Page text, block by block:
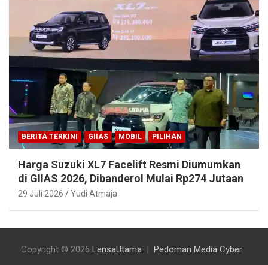
BERITA TERKINI GIIAS MOBIL PILIHAN
Harga Suzuki XL7 Facelift Resmi Diumumkan
di GIIAS 2026, Dibanderol Mulai Rp274 Jutaan
29 Juli 2026 Yudi Atmaja
Copyright © 2026 LensaUtama Pedoman Media Cyber